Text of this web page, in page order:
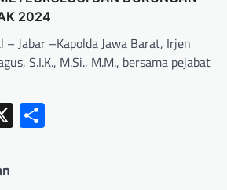
2024
– Jabar –Kapolda Jawa Barat, Irjen
S.I.K., M.Si., M.M., bersama pejabat
X